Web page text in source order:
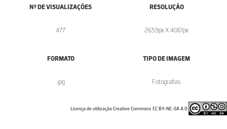
Nº DE VISUALIZAÇÕES
477
RESOLUÇÃO
2659px X 4061px
FORMATO
.jpg
TIPO DE IMAGEM
Fotografias
Licença de utilização Creative Commons CC BY-NC-SA 4.0